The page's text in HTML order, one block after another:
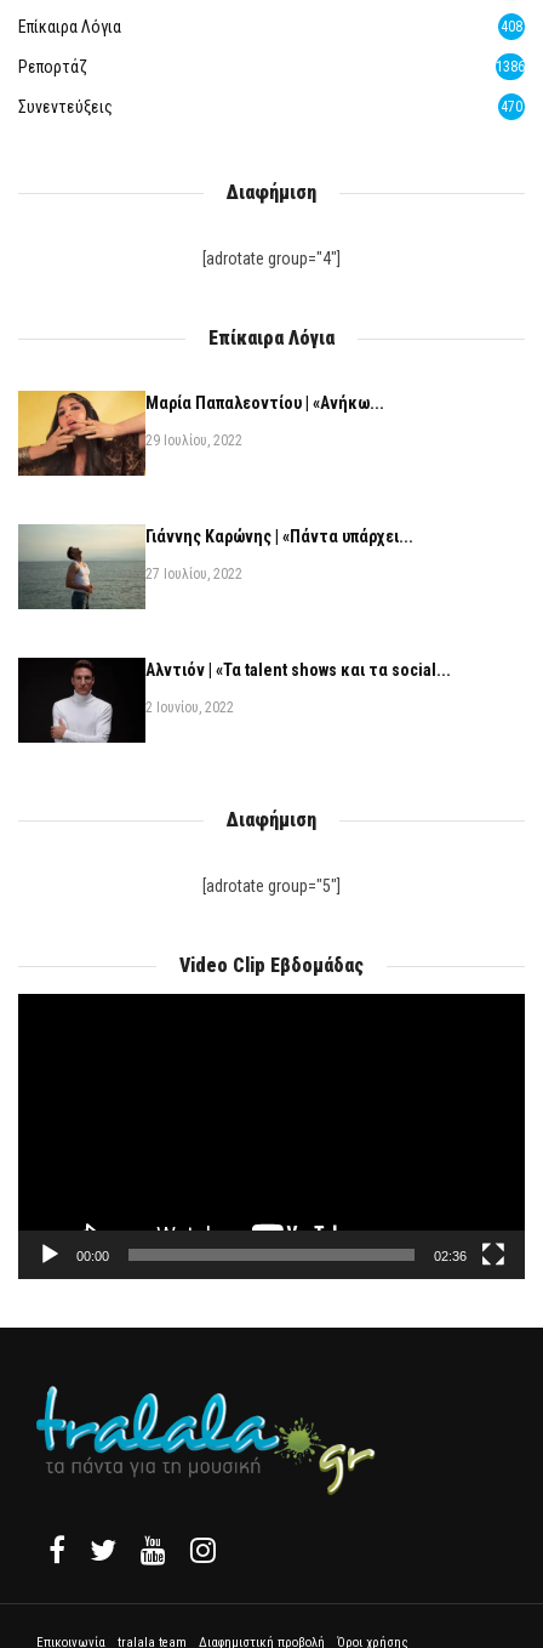
Επίκαιρα Λόγια 408
Ρεπορτάζ 1386
Συνεντεύξεις 470
Διαφήμιση
[adrotate group="4"]
Επίκαιρα Λόγια
Μαρία Παπαλεοντίου | «Ανήκω...
29 Ιουλίου, 2022
Γιάννης Καρώνης | «Πάντα υπάρχει...
27 Ιουλίου, 2022
Αλντιόν | «Τα talent shows και τα social...
2 Ιουνίου, 2022
Διαφήμιση
[adrotate group="5"]
Video Clip Εβδομάδας
00:00 02:36
Επικοινωνία tralala team Διαφημιστική προβολή Όροι χρήσης